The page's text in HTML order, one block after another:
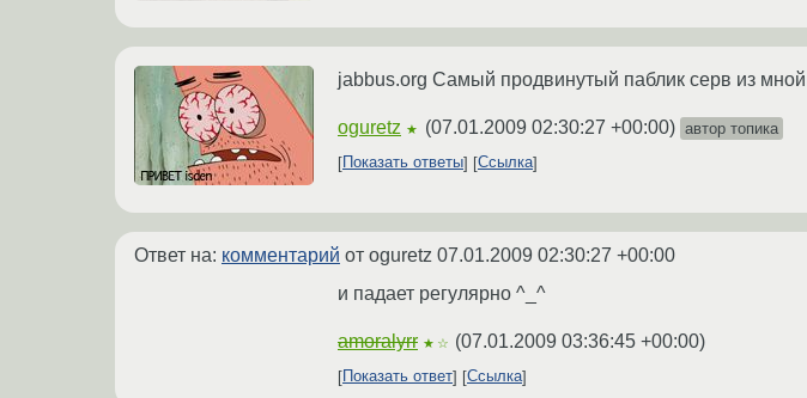
jabbus.org Самый продвинутый паблик серв из
oguretz ★ (07.01.2009 02:30:27 +00:00) автор топика
Показать ответы
Ссылка
Ответ на: комментарий от oguretz 07.01.2009 02:30:27 +00:00
и падает регулярно ^_^
amoralyrr ★☆ (07.01.2009 03:36:45 +00:00)
Показать ответ Ссылка